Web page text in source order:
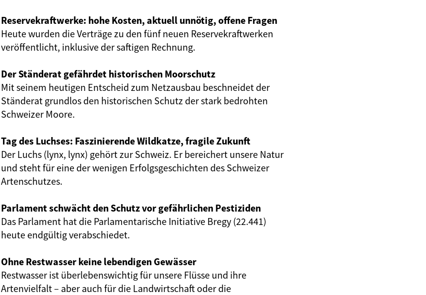
Reservekraftwerke: hohe Kosten, aktuell unnötig, offene Fragen
Heute wurden die Verträge zu den fünf neuen Reservekraftwerken
veröffentlicht, inklusive der saftigen Rechnung.
Der Ständerat gefährdet historischen Moorschutz
Mit seinem heutigen Entscheid zum Netzausbau beschneidet der
Ständerat grundlos den historischen Schutz der stark bedrohten
Schweizer Moore.
Tag des Luchses: Faszinierende Wildkatze, fragile Zukunft
Der Luchs (lynx, lynx) gehört zur Schweiz. Er bereichert unsere Natur
und steht für eine der wenigen Erfolgsgeschichten des Schweizer
Artenschutzes.
Parlament schwächt den Schutz vor gefährlichen Pestiziden
Das Parlament hat die Parlamentarische Initiative Bregy (22.441)
heute endgültig verabschiedet.
Ohne Restwasser keine lebendigen Gewässer
Restwasser ist überlebenswichtig für unsere Flüsse und ihre
Artenvielfalt – aber auch für die Landwirtschaft oder die